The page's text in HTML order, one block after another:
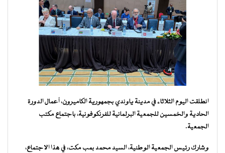
انطلقت اليوم الثلاثاء في مدينة ياوندي بجمهورية الكاميرون، أعمال الدورة
الحادية والخمسين للجمعية البرلمانية للفرنكوفونية، باجتماع مكتب
الجمعية.
وشارك رئيس الجمعية الوطنية، السيد محمد بمب مكت، في هذا الاجتماع،